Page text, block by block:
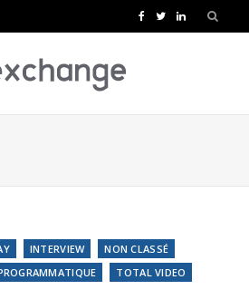
e
k
T
t
L
k
INTERVIEW
NON CLASSÉ
TOTAL VIDEO